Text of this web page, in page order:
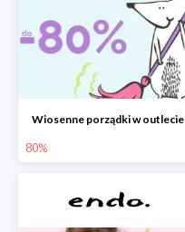
Wiosenne porządki w outlecie
80%